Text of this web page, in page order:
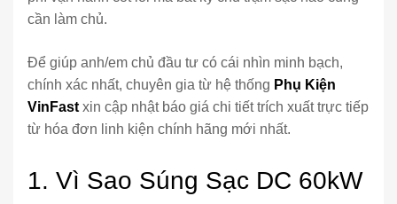
cần làm chủ.
Để giúp anh/em chủ đầu tư có cái nhìn minh bạch,
chính xác nhất, chuyên gia từ hệ thống Phụ Kiện
VinFast xin cập nhật báo giá chi tiết trích xuất trực tiếp
từ hóa đơn linh kiện chính hãng mới nhất.
1. Vì Sao Súng Sạc DC 60kW